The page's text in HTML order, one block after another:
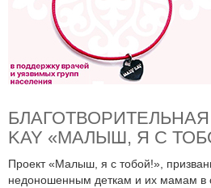
БЛАГОТВОРИТЕЛЬНАЯ
KAY «МАЛЫШ, Я С
Проект «Малыш, я с тобой!»,
недоношенным деткам и их мамам в